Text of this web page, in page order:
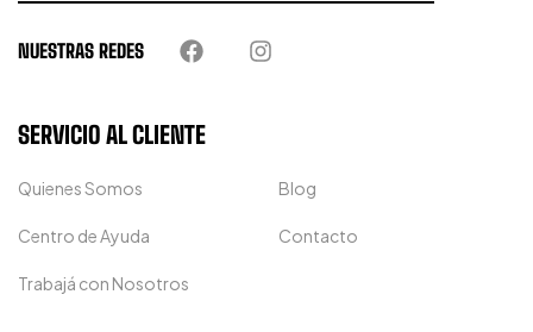
NUESTRAS REDES
SERVICIO AL CLIENTE
Quienes Somos Blog
Centro de Ayuda Contacto
Trabajá con Nosotros